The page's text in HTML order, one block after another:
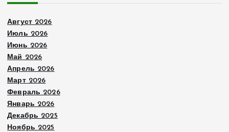
Август 2026
Июль 2026
Июнь 2026
Май 2026
Апрель 2026
Март 2026
Февраль 2026
Январь 2026
Декабрь 2025
Ноябрь 2025